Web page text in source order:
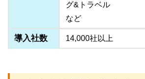
グ&トラベル
など
導入社数 14,000社以上